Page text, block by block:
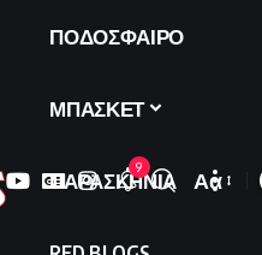
ΠΟΔΟΣΦΑΙΡΟ
ΜΠΑΣΚΕΤ
ΠΑΡΑΣΚΗΝΙΑ
9
Font
Αα